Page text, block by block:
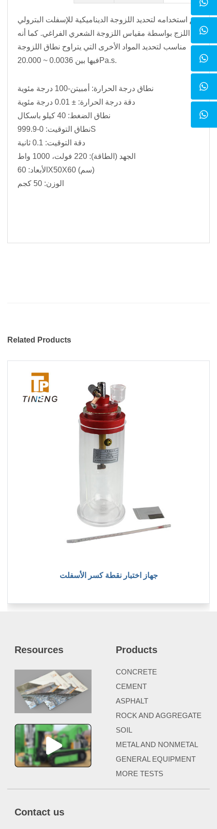
يتم استخدامه لتحديد اللزوجة الديناميكية للإسفلت البترولي
اللزج بواسطة مقياس اللزوجة الشعري الفراغي. كما أنه
مناسب لتحديد المواد الأخرى التي يتراوح نطاق اللزوجة
فيها بين 0.0036 ~ 20.000Pa.s.
نطاق درجة الحرارة: أمبيتن-100 درجة مئوية
دقة درجة الحرارة: ± 0.01 درجة مئوية
نطاق الضغط: 40 كيلو باسكال
نطاق التوقيت: 0-999.9S
دقة التوقيت: 0.1 ثانية
الجهد (الطاقة): 220 فولت، 1000 واط
الأبعاد: 60X50X60 (سم)
الوزن: 50 كجم
Related Products
جهاز اختبار نقطة كسر الأسفلت
Resources Products
CONCRETE
CEMENT
ASPHALT
ROCK AND AGGREGATE
SOIL
METAL AND NONMETAL
GENERAL EQUIPMENT
MORE TESTS
Contact us